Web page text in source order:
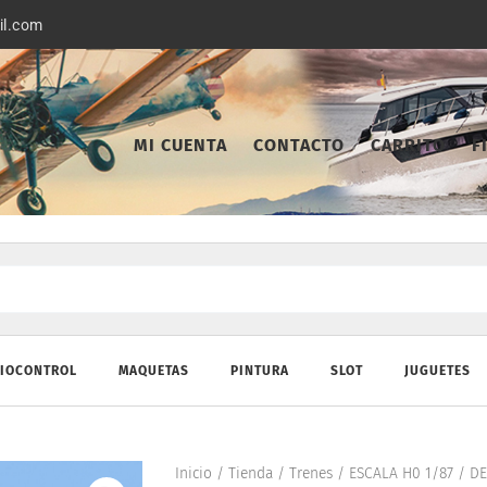
MI CUENTA CONTACTO CARRITO
MAQUETAS PINTURA SLOT JUGUETES
Inicio / Tienda/ Trenes/ ESCALA H0 1/87/